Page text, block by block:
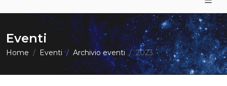
Eventi
Home Eventi Archivio eventi 2023